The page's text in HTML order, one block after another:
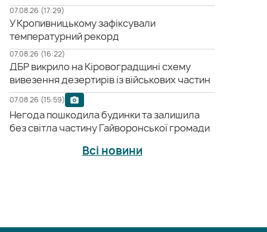
07.08.26 (17:29)
У Кропивницькому зафіксували
температурний рекорд
07.08.26 (16:22)
ДБР викрило на Кіровоградщині схему
вивезення дезертирів із військових частин
07.08.26 (15:59)
Негода пошкодила будинки та залишила
без світла частину Гайворонської громади
Всі новини